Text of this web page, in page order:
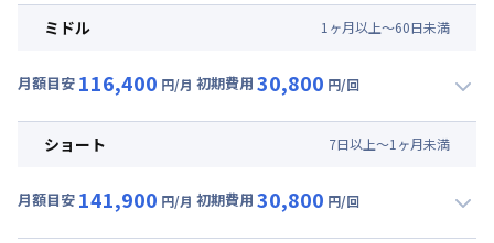
月額賃料目安(30日利用)
光熱費他 : 24,000円/月 (800円/日) (税抜)
初期費用
寝具セット : 6,000円/回 (税抜)
ミドル 1 ヶ月以上～60日未満
月額目安 116,400 円/月 初期費用 30,800 円/回
月額賃料目安(30日利用)
光熱費他 : 24,000円/月 (800円/日) (税抜)
ショート 7日以上～1 ヶ月未満
月額目安 141,900 円/月 初期費用 30,800 円/回